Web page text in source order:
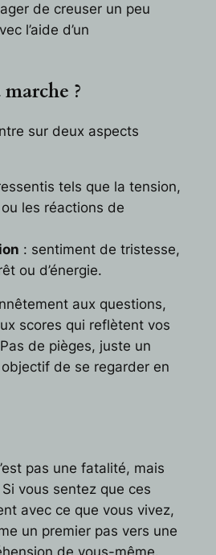
de creuser un peu
l’aide d’un
?
sur deux aspects
tels que la tension,
ou les réactions de
: sentiment de tristesse,
ou d’énergie.
aux questions,
scores qui reflètent vos
de pièges, juste un
de se regarder en
pas une fatalité, mais
vous sentez que ces
avec ce que vous vivez,
un premier pas vers une
de vous-même.